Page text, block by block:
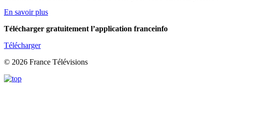
En savoir plus
Télécharger gratuitement l’application franceinfo
Télécharger
© 2026 France Télévisions